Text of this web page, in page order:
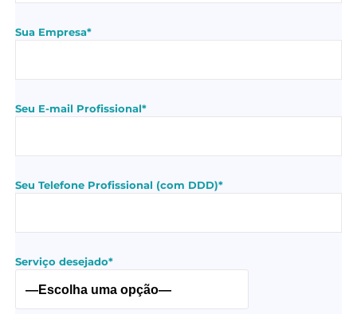
Sua Empresa*
Seu E-mail Profissional*
Seu Telefone Profissional (com DDD)*
Serviço desejado*